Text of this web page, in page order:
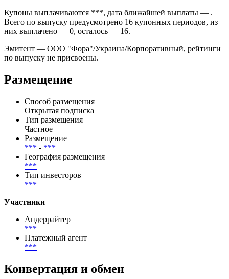
Купоны выплачиваются ***, дата ближайшей выплаты — .
Всего по выпуску предусмотрено 16 купонных периодов, из
них выплачено — 0, осталось — 16.
Эмитент — ООО "Фора"/Украина/Корпоративный, рейтинги
по выпуску не присвоены.
Размещение
Способ размещения
Открытая подписка
Тип размещения
Частное
Размещение
*** - ***
География размещения
***
Тип инвесторов
***
Участники
Андеррайтер
***
Платежный агент
***
Конвертация и обмен